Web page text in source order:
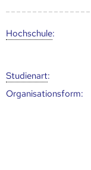
Hoch­schule:
Studienart:
Organisationsform: